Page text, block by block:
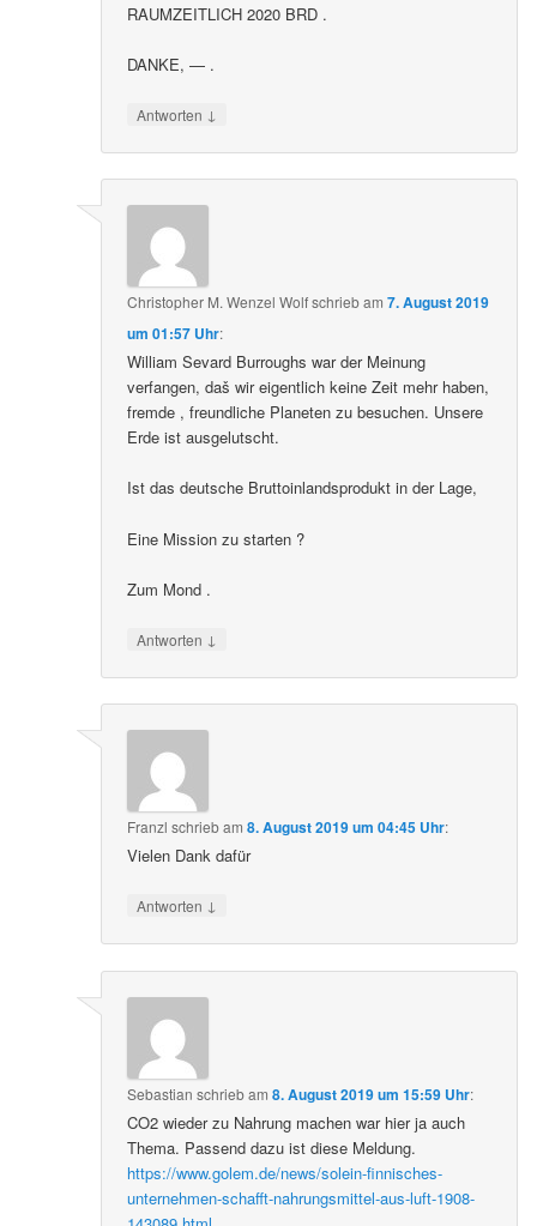
RAUMZEITLICH 2020 BRD .
DANKE, — .
Antworten ↓
Christopher M. Wenzel Wolfschriebam7. August 2019
um 01:57 Uhr:
William Sevard Burroughs war der Meinung
verfangen, daš wir eigentlich keine Zeit mehr haben,
fremde , freundliche Planeten zu besuchen. Unsere
Erde ist ausgelutscht.
Ist das deutsche Bruttoinlandsprodukt in der Lage,
Eine Mission zu starten ?
Zum Mond .
Antworten ↓
Franzl schriebam8. August 2019 um 04:45 Uhr:
Vielen Dank dafür
Antworten ↓
Sebastian schriebam8. August 2019 um 15:59 Uhr:
CO2 wieder zu Nahrung machen war hier ja auch
Thema. Passend dazu ist diese Meldung.
https://www.golem.de/news/solein-finnisches-
unternehmen-schafft-nahrungsmittel-aus-luft-1908-